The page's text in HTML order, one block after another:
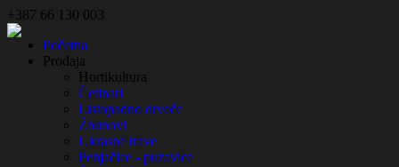
+387 66 130 003
Početna
Prodaja
Hortikultura
Četinari
Listopadno drveće
Žbunovi
Ukrasne trave
Penjačice - puzavice